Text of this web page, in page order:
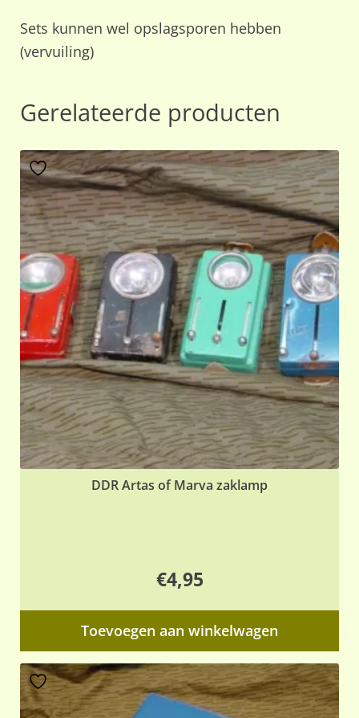
Sets kunnen wel opslagsporen hebben
(vervuiling)
Gerelateerde producten
DDR Artas of Marva zaklamp
€4,95
Toevoegen aan winkelwagen